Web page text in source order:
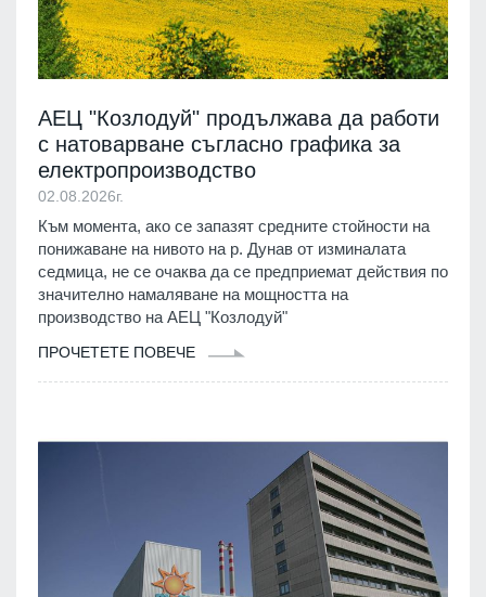
АЕЦ "Козлодуй" продължава да работи
с натоварване съгласно графика за
електропроизводство
02.08.2026г.
Към момента, ако се запазят средните стойности на
понижаване на нивото на р. Дунав от изминалата
седмица, не се очаква да се предприемат действия по
значително намаляване на мощността на
производство на АЕЦ "Козлодуй"
ПРОЧЕТЕТЕ ПОВЕЧЕ